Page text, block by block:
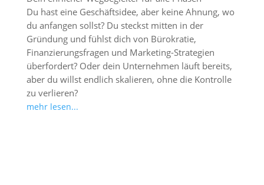
Du hast eine Geschäftsidee, aber keine Ahnung, wo
du anfangen sollst? Du steckst mitten in der
Gründung und fühlst dich von Bürokratie,
Finanzierungsfragen und Marketing-Strategien
überfordert? Oder dein Unternehmen läuft bereits,
aber du willst endlich skalieren, ohne die Kontrolle
zu verlieren?
mehr lesen...